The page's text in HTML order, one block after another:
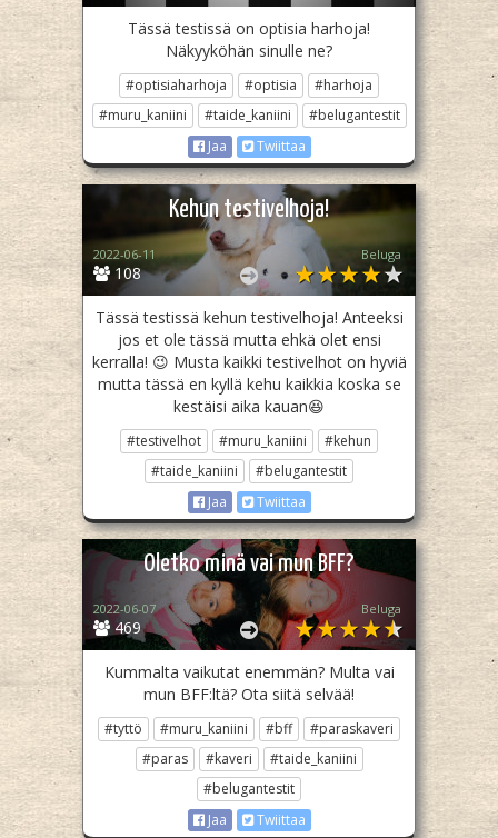
Tässä testissä on optisia harhoja!
Näkyyköhän sinulle ne?
#optisiaharhoja #optisia
#harhoja
#muru_kaniini
#taide_kaniini
#belugantestit
Jaa
Twiittaa
Kehun testivelhoja!
108
2022-06-11 Beluga
Tässä testissä kehun testivelhoja! Anteeksi
jos et ole tässä mutta ehkä olet ensi
kerralla! 😉 Musta kaikki testivelhot on hyviä
mutta tässä en kyllä kehu kaikkia koska se
kestäisi aika kauan😆
#testivelhot #muru_kaniini
#kehun
#taide_kaniini
#belugantestit
Jaa
Twiittaa
Oletko minä vai mun BFF?
469
2022-06-07 Beluga
Kummalta vaikutat enemmän? Multa vai
mun BFF:ltä? Ota siitä selvää!
#tyttö #muru_kaniini #bff
#paraskaveri
#paras
#kaveri
#taide_kaniini
#belugantestit
Jaa
Twiittaa